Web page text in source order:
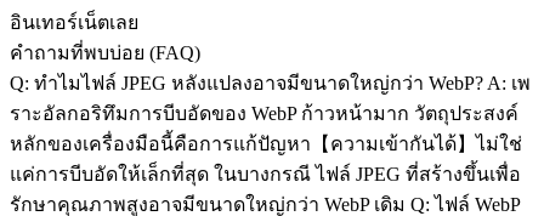
อินเทอร์เน็ตเลย
คำถามที่พบบ่อย (FAQ)
Q: ทำไมไฟล์ JPEG หลังแปลงอาจมีขนาดใหญ่กว่า WebP? A: เพ
ราะอัลกอริทึมการบีบอัดของ WebP ก้าวหน้ามาก วัตถุประสงค์
หลักของเครื่องมือนี้คือการแก้ปัญหา【ความเข้ากันได้】ไม่ใช่
แค่การบีบอัดให้เล็กที่สุด ในบางกรณี ไฟล์ JPEG ที่สร้างขึ้นเพื่อ
รักษาคุณภาพสูงอาจมีขนาดใหญ่กว่า WebP เดิม Q: ไฟล์ WebP